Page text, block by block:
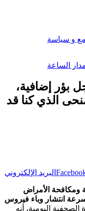
بؤر إضافية،
الذي كنا قد
البريد الإلكتروني
ومكافحة الأمراض
انتشار وباء فيروس
اليومية، أنه